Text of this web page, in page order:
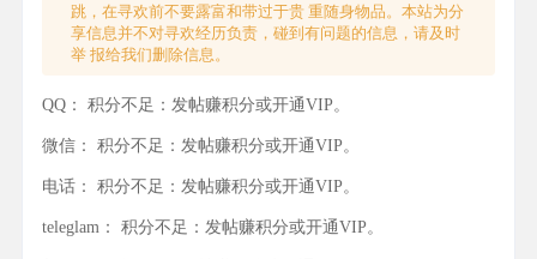
跳，在寻欢前不要露富和带过于贵 重随身物品。本站为分
享信息并不对寻欢经历负责，碰到有问题的信息，请及时
举 报给我们删除信息。
QQ： 积分不足：发帖赚积分或开通VIP。
微信： 积分不足：发帖赚积分或开通VIP。
电话： 积分不足：发帖赚积分或开通VIP。
teleglam： 积分不足：发帖赚积分或开通VIP。